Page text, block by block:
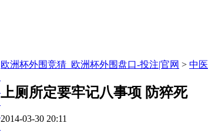
欧洲杯外围竞猜_欧洲杯外围盘口-投注|官网 > 中
上厕所定要牢记八事项 防猝死
2014-03-30 20:11